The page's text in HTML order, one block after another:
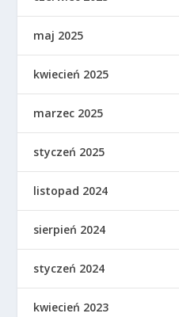
maj 2025
kwiecień 2025
marzec 2025
styczeń 2025
listopad 2024
sierpień 2024
styczeń 2024
kwiecień 2023